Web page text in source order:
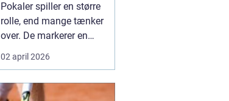
Pokaler spiller en større
rolle, end mange tænker
over. De markerer en
milepæl, samler
fællesskabet og skaber
hylden i mange år. I og
02 april 2026